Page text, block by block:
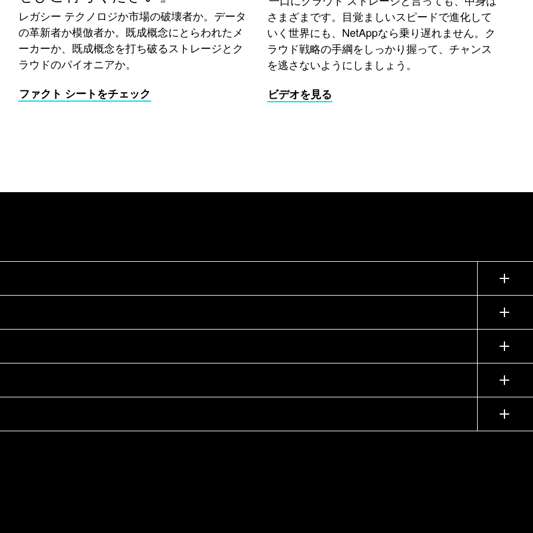
レガシー テクノロジか市場の破壊者か。データ
の革新者か模倣者か。既成概念にとらわれたメ
ーカーか、既成概念を打ち破るストレージとク
ラウドのパイオニアか。
ファクト シートをチェック
さまざまです。目覚ましいスピードで進化して
いく世界にも、NetAppなら乗り遅れません。ク
ラウド戦略の手綱をしっかり握って、チャンス
を逃さないようにしましょう。
ビデオを見る